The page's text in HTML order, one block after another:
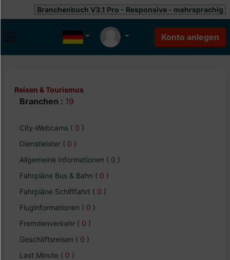
Branchenbuch V3.1 Pro - Responsive - mehrsprachig
Reisen & Tourismus
Branchen : 19
City-Webcams ( 0 )
Dienstleister ( 0 )
Allgemeine Informationen ( 0 )
Fahrpläne Bus & Bahn ( 0 )
Fahrpläne Schifffahrt ( 0 )
Fluginformationen ( 0 )
Fremdenverkehr ( 0 )
Geschäftsreisen ( 0 )
Last Minute ( 0 )